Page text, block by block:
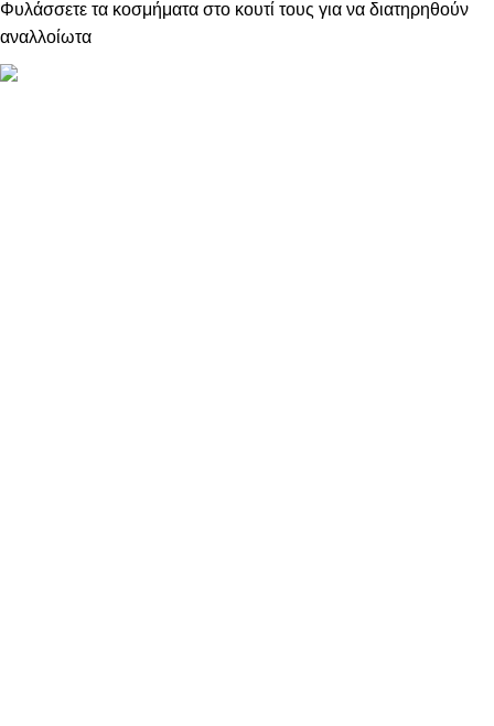
Φυλάσσετε τα κοσμήματα στο κουτί τους για να διατηρηθούν
αναλλοίωτα